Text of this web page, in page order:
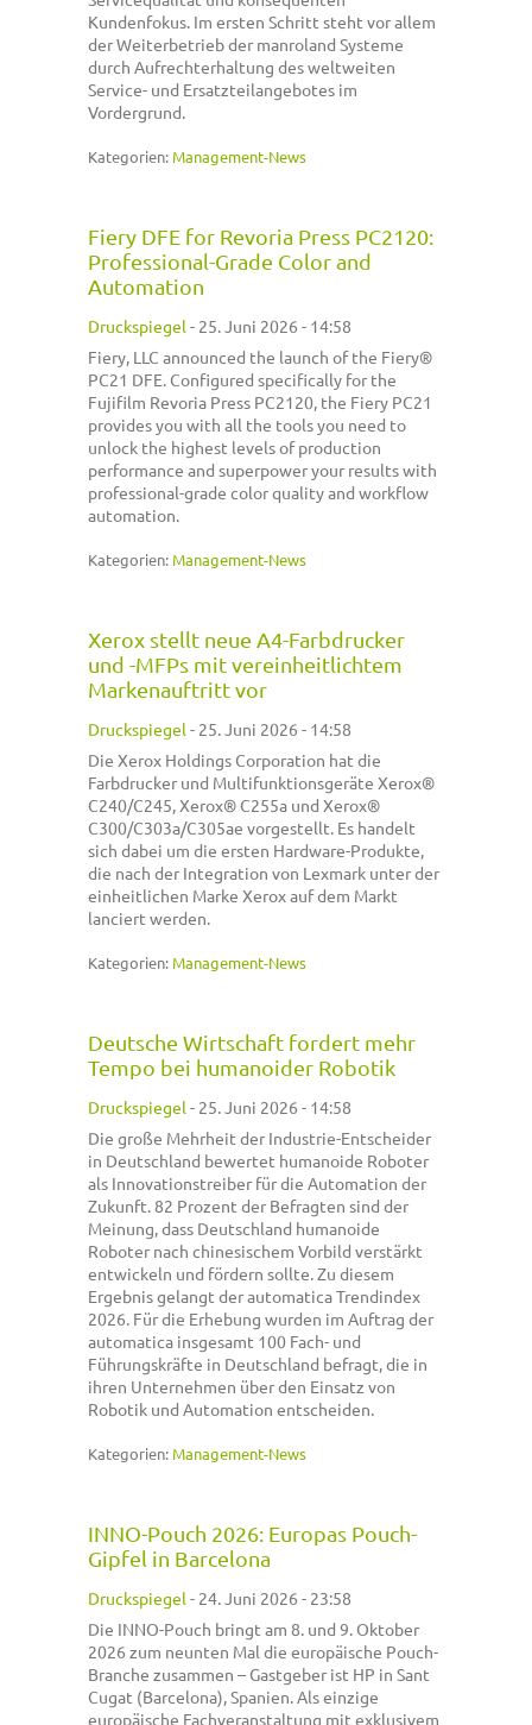
Kundenfokus. Im ersten Schritt steht vor allem
der Weiterbetrieb der manroland Systeme
durch Aufrechterhaltung des weltweiten
Service- und Ersatzteilangebotes im
Vordergrund.
Kategorien: Management-News
Fiery DFE for Revoria Press PC2120:
Professional-Grade Color and
Automation
Druckspiegel - 25. Juni 2026 - 14:58
Fiery, LLC announced the launch of the Fiery®
PC21 DFE. Configured specifically for the
Fujifilm Revoria Press PC2120, the Fiery PC21
provides you with all the tools you need to
unlock the highest levels of production
performance and superpower your results with
professional-grade color quality and workflow
automation.
Kategorien: Management-News
Xerox stellt neue A4-Farbdrucker
und -MFPs mit vereinheitlichtem
Markenauftritt vor
Druckspiegel - 25. Juni 2026 - 14:58
Die Xerox Holdings Corporation hat die
Farbdrucker und Multifunktionsgeräte Xerox®
C240/C245, Xerox® C255a und Xerox®
C300/C303a/C305ae vorgestellt. Es handelt
sich dabei um die ersten Hardware-Produkte,
die nach der Integration von Lexmark unter der
einheitlichen Marke Xerox auf dem Markt
lanciert werden.
Kategorien: Management-News
Deutsche Wirtschaft fordert mehr
Tempo bei humanoider Robotik
Druckspiegel - 25. Juni 2026 - 14:58
Die große Mehrheit der Industrie-Entscheider
in Deutschland bewertet humanoide Roboter
als Innovationstreiber für die Automation der
Zukunft. 82 Prozent der Befragten sind der
Meinung, dass Deutschland humanoide
Roboter nach chinesischem Vorbild verstärkt
entwickeln und fördern sollte. Zu diesem
Ergebnis gelangt der automatica Trendindex
2026. Für die Erhebung wurden im Auftrag der
automatica insgesamt 100 Fach- und
Führungskräfte in Deutschland befragt, die in
ihren Unternehmen über den Einsatz von
Robotik und Automation entscheiden.
Kategorien: Management-News
INNO-Pouch 2026: Europas Pouch-
Gipfel in Barcelona
Druckspiegel - 24. Juni 2026 - 23:58
Die INNO-Pouch bringt am 8. und 9. Oktober
2026 zum neunten Mal die europäische Pouch-
Branche zusammen – Gastgeber ist HP in Sant
Cugat (Barcelona), Spanien. Als einzige
europäische Fachveranstaltung mit exklusivem